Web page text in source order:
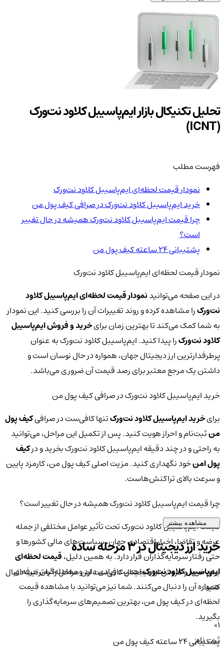
تحلیل تکنیکال بازار ایم‌پاسیبل کلاود نت‌ورک
فهرست مطلب
نمودار قیمت لحظه‌ای ایم‌پاسیبل کلاود نت‌ورک
خرید ایم‌پاسیبل کلاود نت‌ورک در صرافی کیف پول من
چرا قیمت ایم‌پاسیبل کلاود نت‌ورک همیشه در حال تغییر
است؟
پشتیبانی ۲۴ ساعته کیف پول من
نمودار قیمت لحظه‌ای ایم‌پاسیبل کلاود نت‌ورک
در این صفحه می‌توانیدنمودار قیمت لحظه‌ای ایم‌پاسیبل کلاود
نت‌ورکرا مشاهده کرده و روند تغییرات آن را بررسی کنید. این نمودار
به شما کمک می‌کند تا بهترین زمان برایخرید و فروش ایم‌پاسیبل
کلاود نت‌ورکرا پیدا کنید. ایم‌پاسیبل کلاود نت‌ورک به عنوان
پرطرفدارترین ارز دیجیتال جهان، همواره در حال نوسان است و
داشتن یک مرجع معتبر برای رصد قیمت آن ضروری می‌باشد.
خرید ایم‌پاسیبل کلاود نت‌ورک در صرافی کیف پول من
برایخرید ایم‌پاسیبل کلاود نت‌ورکتنها کافی‌ست در صرافیکیف پول
منثبت‌نام و احراز هویت کنید. پس از تکمیل این مراحل، می‌توانید
به راحتی و در چند دقیقه ایم‌پاسیبل کلاود نت‌ورک بخرید و درکیف
پول امنخود نگهداری کنید. مزیت اصلی کیف پول من، کارمزد پایین
و سرعت بالای تراکنش‌هاست.
چرا قیمت ایم‌پاسیبل کلاود نت‌ورک همیشه در حال تغییر است؟
قیمت ایم‌پاسیبل کلاود نت‌ورک تحت تأثیر عوامل مختلفی از جمله
عرضه و تقاضا، اخبار اقتصادی جهان، سیاست‌های مالی کشورها و
حتی رفتار سرمایه‌گذاران قرار دارد. به همین دلیل،قیمت لحظه‌ای
ایم‌پاسیبل کلاود نت‌ورکاهمیت زیادی دارد و معامله‌گران حرفه‌ای
همواره آن را دنبال می‌کنند. شما نیز می‌توانید با مشاهده قیمت
لحظه‌ای در کیف پول من، بهترین تصمیم‌های سرمایه‌گذاری را
بگیرید.
پشتیبانی ۲۴ ساعته کیف پول من
مشاهده بیشتر
خرید ارز دیجیتال در 3 مرحله ساده
برای خرید و فروش ارز دیجیتال کافی‌ست این مراحل را به‌ترتیب دنبال
کنید:
01
ثبت نام